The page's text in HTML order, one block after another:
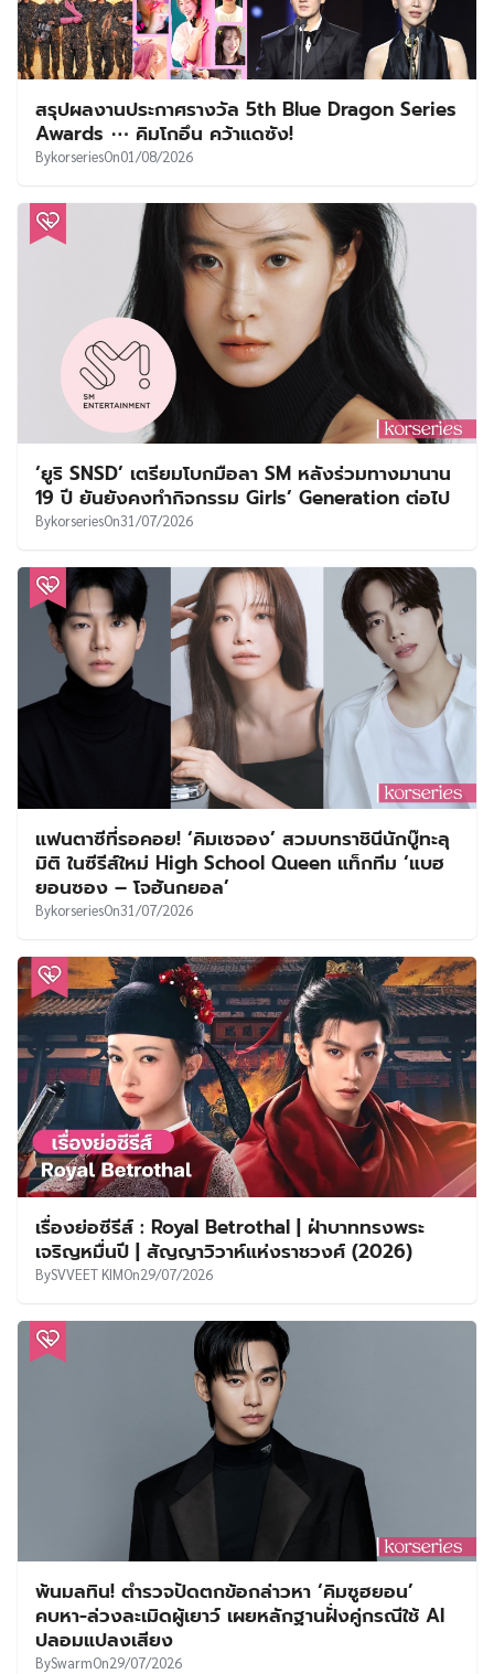
สรุปผลงานประกาศรางวัล 5th Blue Dragon Series
Awards ⋯ คิมโกอึน คว้าแดซัง!
BykorseriesOn01/08/2026
‘ยูริ SNSD’ เตรียมโบกมือลา SM หลังร่วมทางมานาน
19 ปี ยันยังคงทำกิจกรรม Girls’ Generation ต่อไป
BykorseriesOn31/07/2026
แฟนตาซีที่รอคอย! ‘คิมเซจอง’ สวมบทราชินีนักบู๊ทะลุ
มิติ ในซีรีส์ใหม่ High School Queen แท็กทีม ‘แบฮ
ยอนซอง – โจฮันกยอล’
BykorseriesOn31/07/2026
เรื่องย่อซีรีส์ : Royal Betrothal | ฝ่าบาททรงพระ
เจริญหมื่นปี | สัญญาวิวาห์แห่งราชวงศ์ (2026)
BySVVEET KIMOn29/07/2026
พ้นมลทิน! ตำรวจปัดตกข้อกล่าวหา ‘คิมซูฮยอน’
คบหา-ล่วงละเมิดผู้เยาว์ เผยหลักฐานฝั่งคู่กรณีใช้ AI
ปลอมแปลงเสียง
BySwarmOn29/07/2026